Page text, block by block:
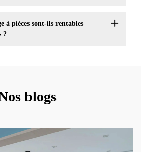
à pièces sont-ils rentables
?
blogs